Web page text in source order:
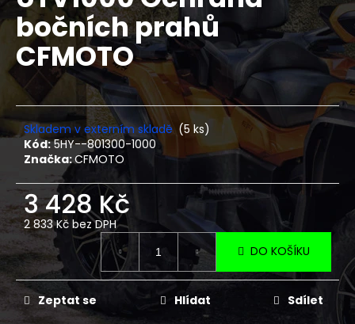
0,0
5
hvězdiček.
bočních prahů
CFMOTO
Skladem v externím skladě (5 ks)
Kód: 5HY--801300-1000
Značka:CFMOTO
3 428 Kč
2 833 Kč bez DPH
Měrná
cena:
DO KOŠÍKU
Zeptat se Hlídat Sdílet
a
j
í
t
?
HLEDAT
D
o
p
o